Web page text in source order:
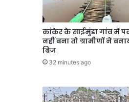
कांकेर के साईमुंडा गांव में
नहीं बना तो ग्रामीणों ने
ब्रिज
32 minutes ago